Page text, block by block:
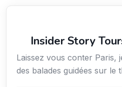
Insider Story
Laissez vous conter Paris,
des balades guidées sur le